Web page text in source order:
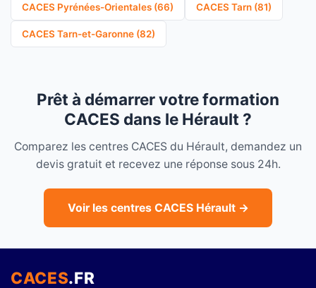
CACES Pyrénées-Orientales (66) CACES Tarn (81)
CACES Tarn-et-Garonne (82)
Prêt à démarrer votre formation
CACES dans le Hérault ?
Comparez les centres CACES du Hérault, demandez un
devis gratuit et recevez une réponse sous 24h.
Voir les centres CACES Hérault →
CACES.FR